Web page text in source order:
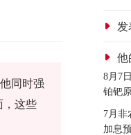
同时强
这些
发
他
8月7
铂钯
7月非
加息